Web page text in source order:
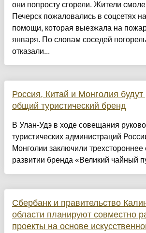
они попросту сгорели. Жители
Печерск пожаловались в соцсетях
помощи, которая выезжала на
января. По словам соседей
отказали...
Россия, Китай и Монголия будут
общий туристический бренд
В Улан-Удэ в ходе совещания
туристических администраций
Монголии заключили
развитии бренда «Великий чайный
Сбербанк и правительство
области планируют совместно
проекты на основе